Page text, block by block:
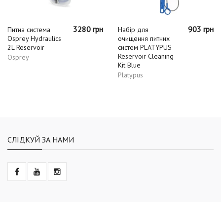
Питна система
Osprey Hydraulics
2L Reservoir
Osprey
3280 грн
Набір для
очищення питних
систем PLATYPUS
Reservoir Cleaning
Kit Blue
Platypus
903 грн
СЛІДКУЙ ЗА НАМИ